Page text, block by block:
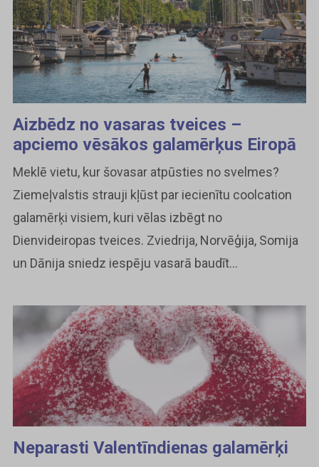
Aizbēdz no vasaras tveices –
apciemo vēsākos galamērķus Eiropā
Meklē vietu, kur šovasar atpūsties no svelmes?
Ziemeļvalstis strauji kļūst par iecienītu coolcation
galamērķi visiem, kuri vēlas izbēgt no
Dienvideiropas tveices. Zviedrija, Norvēģija, Somija
un Dānija sniedz iespēju vasarā baudīt...
Neparasti Valentīndienas galamērķi